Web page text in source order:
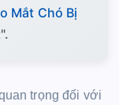
Mắt Chó Bị
".
trọng đối với